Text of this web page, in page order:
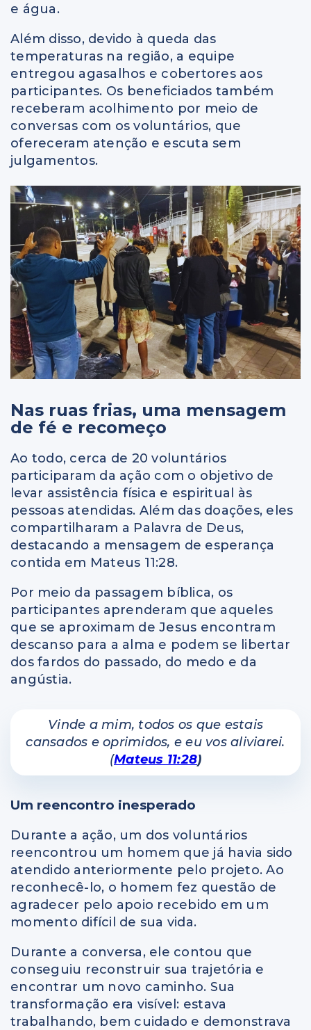
e água.
Além disso, devido à queda das
temperaturas na região, a equipe
entregou agasalhos e cobertores aos
participantes. Os beneficiados também
receberam acolhimento por meio de
conversas com os voluntários, que
ofereceram atenção e escuta sem
julgamentos.
Nas ruas frias, uma mensagem
de fé e recomeço
Ao todo, cerca de 20 voluntários
participaram da ação com o objetivo de
levar assistência física e espiritual às
pessoas atendidas. Além das doações, eles
compartilharam a Palavra de Deus,
destacando a mensagem de esperança
contida em Mateus 11:28.
Por meio da passagem bíblica, os
participantes aprenderam que aqueles
que se aproximam de Jesus encontram
descanso para a alma e podem se libertar
dos fardos do passado, do medo e da
angústia.
Vinde a mim, todos os que estais
cansados e oprimidos, e eu vos aliviarei.
(Mateus 11:28)
Um reencontro inesperado
Durante a ação, um dos voluntários
reencontrou um homem que já havia sido
atendido anteriormente pelo projeto. Ao
reconhecê-lo, o homem fez questão de
agradecer pelo apoio recebido em um
momento difícil de sua vida.
Durante a conversa, ele contou que
conseguiu reconstruir sua trajetória e
encontrar um novo caminho. Sua
transformação era visível: estava
trabalhando, bem cuidado e demonstrava